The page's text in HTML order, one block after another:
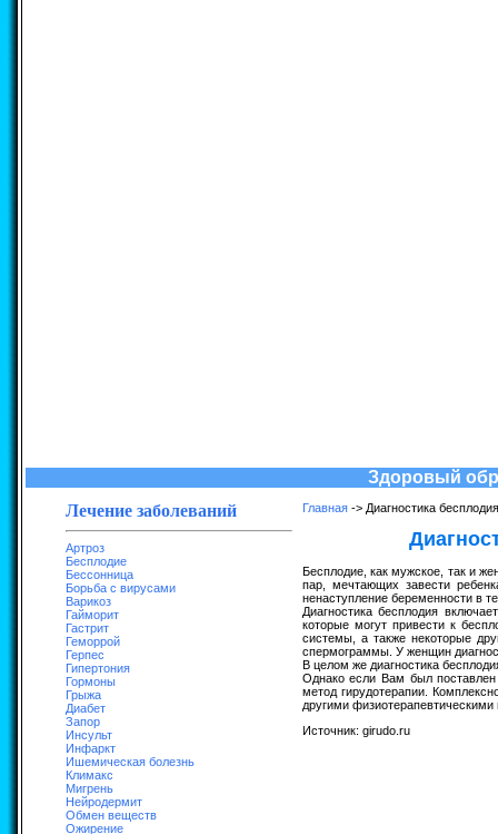
Здоровый
Лечение заболеваний
Артроз
Бесплодие
Бессонница
Борьба с вирусами
Варикоз
Гайморит
Гастрит
Геморрой
Герпес
Гипертония
Гормоны
Грыжа
Диабет
Запор
Инсульт
Инфаркт
Ишемическая болезнь
Климакс
Мигрень
Нейродермит
Обмен веществ
Ожирение
Главная-> Диагностика
Бесплодие, как мужское, так и
пар, мечтающих завести
ненаступление беременности в
Диагностика бесплодия
которые могут привести к
системы, а также некоторые
спермограммы. У женщин
В целом же диагностика
Однако если Вам был поставлен
метод гирудотерапии.
другими
Источник: girudo.ru